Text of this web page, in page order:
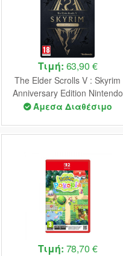
Τιμή: 63,90 €
The Elder Scrolls V : Skyrim
Anniversary Edition Nintendo
Switch 2 NEW (Code in a Box)
Άμεσα Διαθέσιμο
Τιμή: 78,70 €